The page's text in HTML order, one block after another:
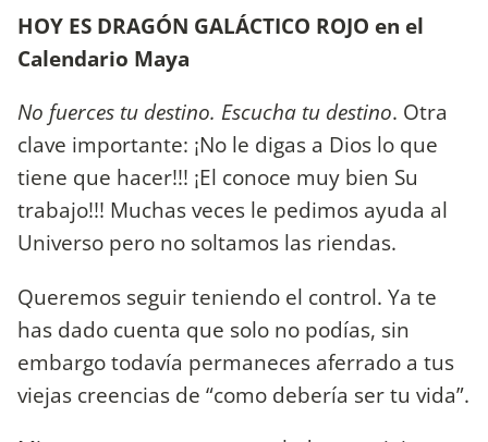
HOY ES DRAGÓN GALÁCTICO ROJO en el
Calendario Maya
No fuerces tu destino. Escucha tu destino. Otra
clave importante: ¡No le digas a Dios lo que
tiene que hacer!!! ¡El conoce muy bien Su
trabajo!!! Muchas veces le pedimos ayuda al
Universo pero no soltamos las riendas.
Queremos seguir teniendo el control. Ya te
has dado cuenta que solo no podías, sin
embargo todavía permaneces aferrado a tus
viejas creencias de “como debería ser tu vida”.